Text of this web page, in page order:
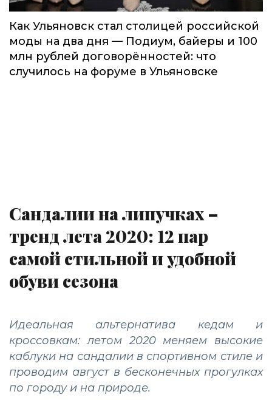
Как Ульяновск стал столицей российской
моды на два дня — Подиум, байеры и 100
млн рублей договорённостей: что
случилось на форуме в Ульяновске
Сандалии на липучках –
тренд лета 2020: 12 пар
самой стильной и удобной
обуви сезона
Идеальная альтернатива кедам и
кроссовкам: летом 2020 меняем высокие
каблуки на сандалии в спортивном стиле и
проводим август в бесконечных прогулках
по городу и на природе.